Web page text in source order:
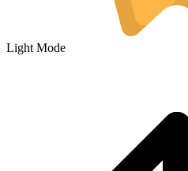
Light Mode